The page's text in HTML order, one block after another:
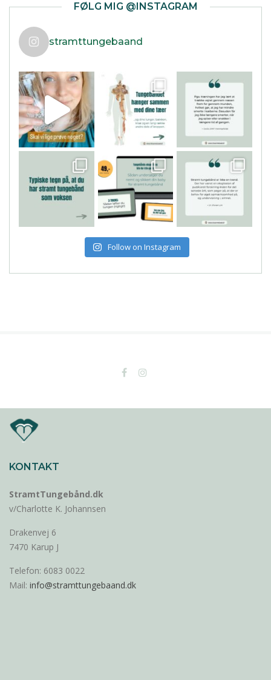
FØLG MIG @INSTAGRAM
stramttungebaand
Follow on Instagram
KONTAKT
StramtTungebånd.dk
v/Charlotte K. Johannsen
Drakenvej 6
7470 Karup J
Telefon: 6083 0022
Mail: info@stramttungebaand.dk